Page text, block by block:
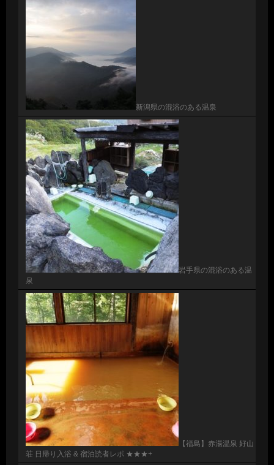
新潟県の混浴のある温泉
岩手県の混浴のある温
泉
【福島】赤湯温泉 好山
荘 日帰り入浴 & 宿泊読者レポ ★★★+